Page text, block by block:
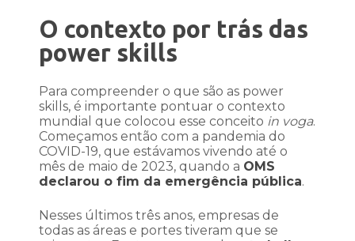
O contexto por trás das
power skills
Para compreender o que são as power
skills, é importante pontuar o contexto
mundial que colocou esse conceito in voga.
Começamos então com a pandemia do
COVID-19, que estávamos vivendo até o
mês de maio de 2023, quando a OMS
declarou o fim da emergência pública.
Nesses últimos três anos, empresas de
todas as áreas e portes tiveram que se